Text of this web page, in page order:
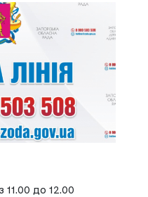
11.00 до 12.00